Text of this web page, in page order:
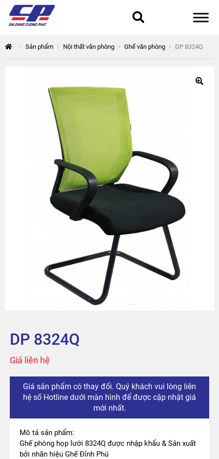
Giới thiệu
Hòa Phát
Sản phẩm
Tài khoản
Sản phẩm Nội thất văn phòng Ghế văn phòng DP 8324Q
DP 8324Q
Giá liên hệ
Giá sản phẩm có thay đổi. Quý khách vui lòng liên
hệ số Hotline dưới màn hình để được cập nhật giá
mới nhất.
Mô tả sản phẩm:
Ghế phòng họp lưới 8324Q được nhập khẩu & Sản xuất
bởi nhãn hiệu Ghế Đỉnh Phú